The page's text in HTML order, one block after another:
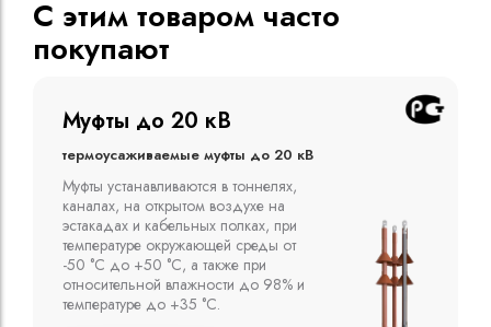
С этим товаром часто
покупают
Муфты до 10 кВ
Термоусаживаемые муфты до 10 кВ
Компания ООО "Москабельторг"
предлагает, как соединительные
термоусаживаемые муфты на кабель
напряжением до 10 кВ с изоляцией
из маслопропитанной бумаги и
сшитого полиэтилена собственного
производства